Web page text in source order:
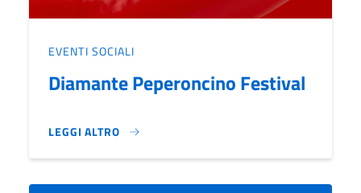
EVENTI SOCIALI
Diamante Peperoncino Festival
LEGGI ALTRO
DIAMANTE PEPERONCINO FESTIVAL}